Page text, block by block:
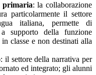
primaria: la collaborazione
particolarmente il settore
italiana, permette di
supporto della funzione
classe e non destinati alla
: il settore della narrativa per
ed integrato; gli alunni